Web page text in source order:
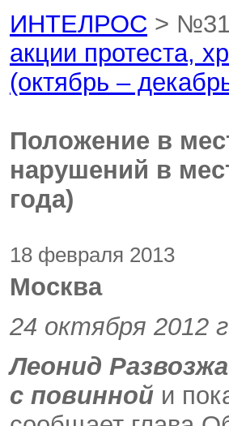
ИНТЕЛРОС >
акции протеста,
(октябрь –
Положение в
нарушений в
года)
18 февраля 2013
Москва
24 октября 2012
Леонид
с повинной и